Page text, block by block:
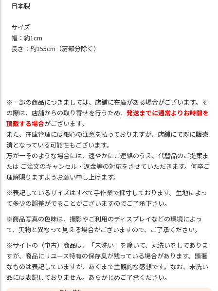
日本製
サイズ
幅：約1cm
長さ：約155cm（房部分除く）
※一部の商品につきましては、店舗に在庫がある場合がございます。そ
の際は、店舗からの取り寄せを行うため、発送までに通常よりお時間を
頂戴する場合がございます。
また、在庫管理には細心の注意を払っておりますが、店舗にて既に販売
済となっている可能性もございます。
万が一そのような場合には、速やかにご連絡のうえ、代替品のご提案ま
たは ご注文のキャンセル・返金等の対応をさせていただきます。何卒ご
理解賜りますようお願い申し上げます。
※表記しているサイズはすべて手作業で採寸しております。生地によっ
て多少の誤差がでることがございますのでご了承下さい。
※商品写真の色味は、撮影やご利用のディスプレイなどの環境によっ
て、実物と異なって見える場合がございますので、ご了承ください。
※サイトの（中古）商品は、「未洗い」を除いて、丸洗いをしてありま
すが、商品にリユース特有の保存臭が残っている場合があります。顕著
なものは表記していますが、あくまで主観的な感想です。なお、未洗い
品には表記しておりません。あらかじめご了承ください。